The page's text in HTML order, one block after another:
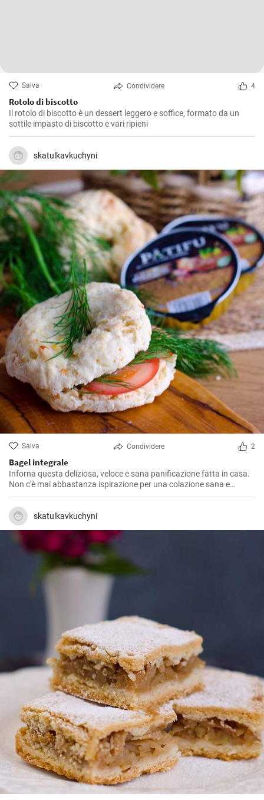
Salva Condividere 4
Rotolo di biscotto
Il rotolo di biscotto è un dessert leggero e soffice, formato da un
sottile impasto di biscotto e vari ripieni
skatulkavkuchyni
Salva Condividere 2
Bagel integrale
Inforna questa deliziosa, veloce e sana panificazione fatta in casa.
Non c'è mai abbastanza ispirazione per una colazione sana e
gustosa.
skatulkavkuchyni